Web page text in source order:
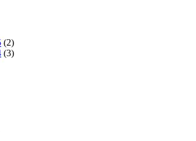
(2)
(3)